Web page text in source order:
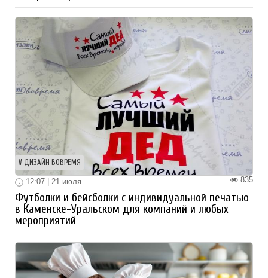
ДИЗАЙН ВОВРЕМЯ
835
12:07 | 21 июля
Футболки и бейсболки с индивидуальной печатью
в Каменске-Уральском для компаний и любых
мероприятий